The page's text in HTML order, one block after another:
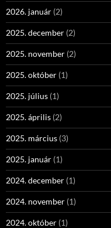
2026. január (2)
2025. december (2)
2025. november (2)
2025. október (1)
2025. július (1)
2025. április (2)
2025. március (3)
2025. január (1)
2024. december (1)
2024. november (1)
2024. október (1)